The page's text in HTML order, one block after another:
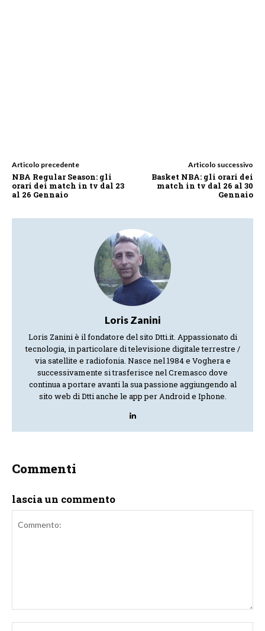
Articolo precedente
NBA Regular Season: gli
orari dei match in tv dal 23
al 26 Gennaio
Articolo successivo
Basket NBA: gli orari dei
match in tv dal 26 al 30
Gennaio
Loris Zanini
Loris Zanini è il fondatore del sito Dtti.it. Appassionato di
tecnologia, in particolare di televisione digitale terrestre /
via satellite e radiofonia. Nasce nel 1984 e Voghera e
successivamente si trasferisce nel Cremasco dove
continua a portare avanti la sua passione aggiungendo al
sito web di Dtti anche le app per Android e Iphone.
Commenti
lascia un commento